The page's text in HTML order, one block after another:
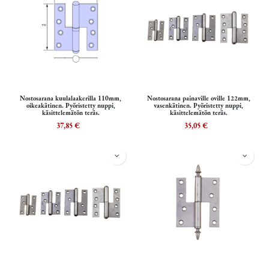
Nostosarana kuulalaakerilla 110mm,
oikeakätinen. Pyöristetty nuppi,
käsittelemätön teräs.
37,85€
Nostosarana painaville oville 122mm,
vasenkätinen. Pyöristetty nuppi,
käsittelemätön teräs.
35,05€